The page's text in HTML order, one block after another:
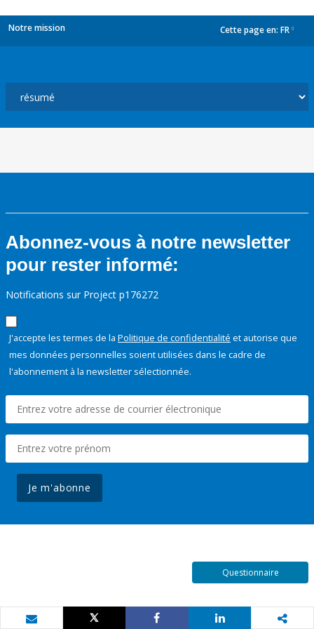
Notre mission Cette page en: FR
Abonnez-vous à notre newsletter
pour rester informé:
Notifications sur Project p176272
J'accepte les termes de la Politique de confidentialité et autorise que
mes données personnelles soient utilisées dans le cadre de
l'abonnement à la newsletter sélectionnée.
Je m'abonne
Questionnaire